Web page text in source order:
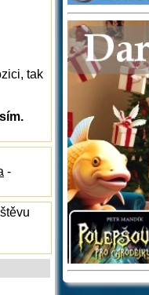
tak
-